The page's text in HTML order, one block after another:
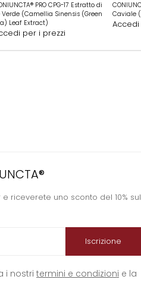
PRO CPG-17 Estratto di
Verde (Camellia Sinensis (Green
Leaf Extract)
per i prezzi
Caviale
riceverete uno sconto del 10% sul
Iscrizione
i nostri termini e condizioni e la